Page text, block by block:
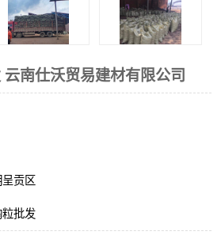
南仕沃贸易建材有限公司
贡区
粒批发